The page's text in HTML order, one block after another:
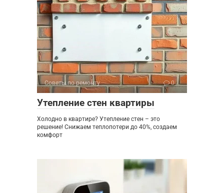
Советы по ремонту 0
Утепление стен квартиры
Холодно в квартире? Утепление стен – это
решение! Снижаем теплопотери до 40%, создаем
комфорт